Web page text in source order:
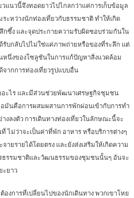
แนวนี้จึงทอดยาวไปไกลกว่าแค่การเก็บข้อมูล
ระหว่างนักท่องเที่ยวกับธรรมชาติ ทำให้เกิด
กซึ้ง และจุดประกายความรับผิดชอบร่วมกันใน
รับกลับไปไม่ใช่แค่ภาพถ่ายหรือของที่ระลึก แต่
นึ่งของโซลูชันในการแก้ปัญหาสิ่งแวดล้อม
ากการท่องเที่ยวรูปแบบอื่น
ะไร และมีส่วนช่วยพัฒนาเศรษฐกิจชุมชน
มันคือการผสมผสานการพักผ่อนเข้ากับการทำ
ลงตัว การเดินทางท่องเที่ยวในลักษณะนี้จะ
ไม่ว่าจะเป็นค่าที่พัก อาหาร หรือบริการต่างๆ
ยรายได้โดยตรง และยังส่งเสริมให้เกิดความ
รรมชาติและวัฒนธรรมของชุมชนนั้นๆ อันจะ
ยาว
งการที่เปลี่ยนไปของนักเดินทาง พวกเขาโหย